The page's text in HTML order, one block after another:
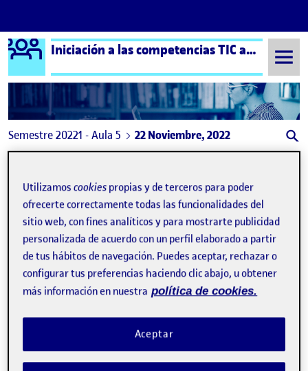
Saltar al contenido
Logo Ágora Iniciación a las competencias TIC aula 5
Semestre 20221 - Aula 5 22 Noviembre, 2022
Publicado porVídeo de presentación
Publicado por
Dominique Paret
Visibilidad:
Pública- Fecha de publicación
22 Nov 2022 - comentarioen Vídeo de presentación
Utilizamoscookies propias y de terceros para poder
ofrecerte correctamente todas las funcionalidades del
sitio web, con fines analíticos y para mostrarte publicidad
personalizada de acuerdo con un perfil elaborado a partir
de tus hábitos de navegación. Puedes aceptar, rechazar o
configurar tus preferencias haciendo clic abajo, u obtener
más información en nuestra política de cookies.
Aceptar